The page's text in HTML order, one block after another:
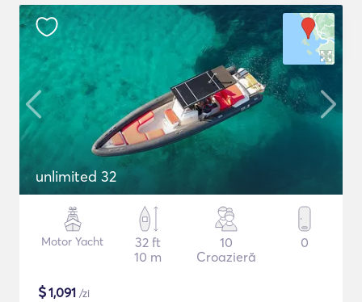
unlimited 32
Motor Yacht
32 ft
10 m
10
Croazieră
0
$1,091 /zi